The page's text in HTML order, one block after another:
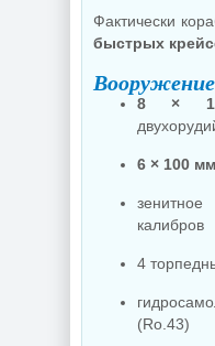
Фактически
быстрых
8 ×
6 × 100 мм
калибров
4
(Ro.43)